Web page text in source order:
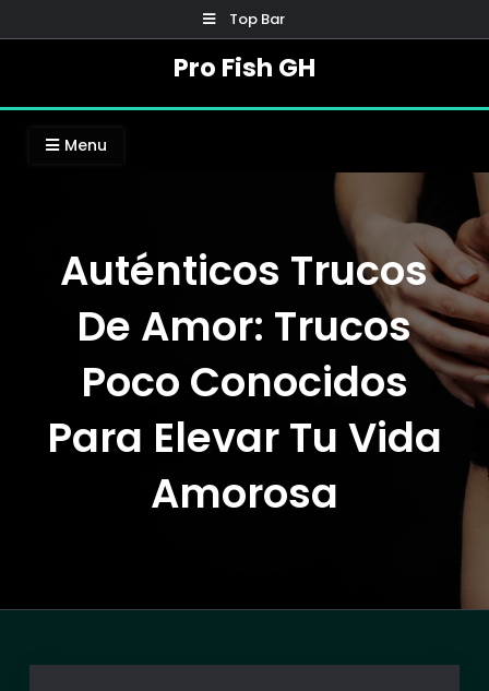
to
Top Bar
Pro Fish GH
Menu
Auténticos Trucos
De Amor: Trucos
Poco Conocidos
Para Elevar Tu Vida
Amorosa